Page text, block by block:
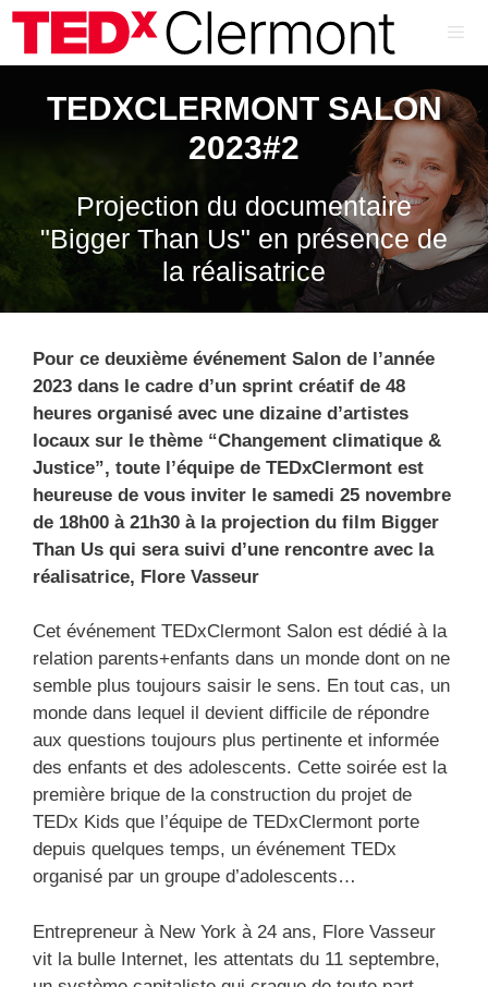
Aller
contenu
TEDXCLERMONT SALON
2023#2
Projection du documentaire
"Bigger Than Us" en présence de
la réalisatrice
Pour ce deuxième événement Salon de l’année
2023 dans le cadre d’un sprint créatif de 48
heures organisé avec une dizaine d’artistes
locaux sur le thème “Changement climatique &
Justice”, toute l’équipe de TEDxClermont est
heureuse de vous inviter le samedi 25 novembre
de 18h00 à 21h30 à la projection du film Bigger
Than Us qui sera suivi d’une rencontre avec la
réalisatrice, Flore Vasseur
Cet événement TEDxClermont Salon est dédié à la
relation parents+enfants dans un monde dont on ne
semble plus toujours saisir le sens. En tout cas, un
monde dans lequel il devient difficile de répondre
aux questions toujours plus pertinente et informée
des enfants et des adolescents. Cette soirée est la
première brique de la construction du projet de
TEDx Kids que l’équipe de TEDxClermont porte
depuis quelques temps, un événement TEDx
organisé par un groupe d’adolescents…
Entrepreneur à New York à 24 ans, Flore Vasseur
vit la bulle Internet, les attentats du 11 septembre,